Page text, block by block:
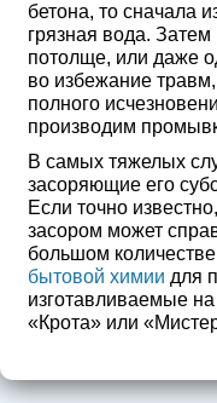
бетона, то сначала
грязная вода.
потолще, или даже
во избежание
полного
производим
В самых тяжелых
засоряющие его
Если точно
засором может
большом
бытовой химии для
изготавливаемые
«Крота» или